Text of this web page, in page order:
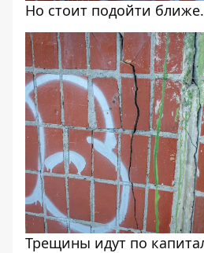
Но стоит подойти
Трещины идут по